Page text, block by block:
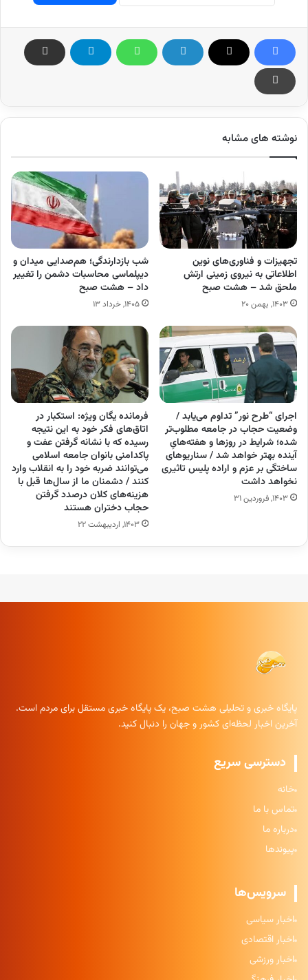
نوشته های مشابه
تجهیزات و فناوری‌های نوین
اطلاعاتی به نیروی زمینی ارتش
ملحق شد – هشت صبح
۱۴۰۳, بهمن ۲۰
شب بازدارندگی؛ هم‌صدایی میدان و
دیپلماسی محاسبات دشمن را تغییر
داد – هشت صبح
۱۴۰۵, خرداد ۱۳
اجرای “طرح نور” تداوم می‌یابد /
وضعیت حجاب در جامعه مطلوب‌تر
شده؛ شرایط در روزها و هفته‌هایِ
آینده بهتر خواهد شد / سناریوهای
ساختگی بر عزم و اراده پلیس تاثیری
نخواهد داشت
۱۴۰۳, فروردین ۳۱
فرمانده یگان ویژه: استکبار در
اتاق‌های فکر خود به این نتیجه
رسیده که با نشانه گرفتن عفت و
پاکدامنی بانوان جامعه اسلامی
می‌توانند ضربه خود را به انقلاب وارد
کنند / دشمنان ما از سال‌ها قبل با
هزینه‌های کلان درصدد گرفتن
حجاب دختران هستند
۱۴۰۳, اردیبهشت ۲۲
پایگاه خبری و تحلیلی هشت صبح، یک پایگاه خبری مستقل برای مردم است.
آخرین اخبار لحظه‌ای کشور و جهان را دنبال کنید.
دسترسی سریع
خانه
تماس با ما
درباره ما
پیوندها
سرویس‌ها
اخبار سیاسی
اخبار اقتصادی
اخبار ورزشی